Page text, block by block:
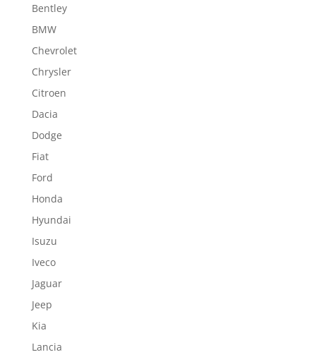
Bentley
BMW
Chevrolet
Chrysler
Citroen
Dacia
Dodge
Fiat
Ford
Honda
Hyundai
Isuzu
Iveco
Jaguar
Jeep
Kia
Lancia